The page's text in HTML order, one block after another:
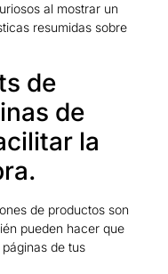
al mostrar un
resumidas sobre
de
de
la
de productos son
pueden hacer que
de tus